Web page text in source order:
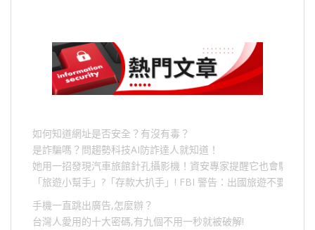
如何知道網址是否安全？有沒有毒？
是詐騙嗎？問趨勢科技AI防詐達人就知道！
她用一招發現汽車旅館針孔攝影機！資安專家提醒它也會駭人成
「旅遊小幫手」 ? 「存款大扒手」 ! FBI 警告：出國旅遊不要做的
手機一直跳出廣告,怎麼辦？
台灣人愛用的十大密碼,有九個不用一秒就被破解!